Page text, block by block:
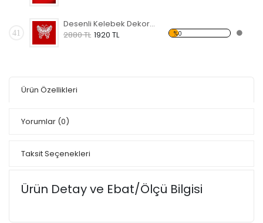
41
Desenli Kelebek Dekoratif Kırılmaz Ayna
2880 TL 1920 TL %0
Ürün Özellikleri
Yorumlar (0)
Taksit Seçenekleri
Ürün Detay ve Ebat/Ölçü Bilgisi